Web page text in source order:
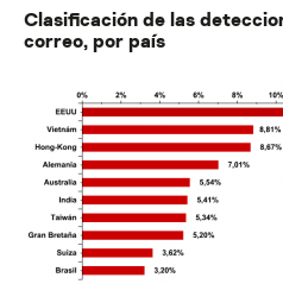
Clasificación de las
correo, por país